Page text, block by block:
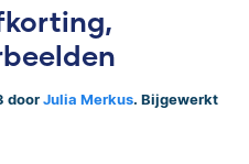
door Julia Merkus. Bijgewerkt